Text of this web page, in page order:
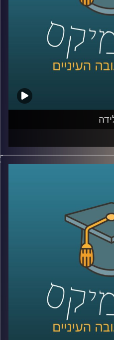
רייכמן, וחוקר
מומחה לאיסלאם רדיקלי.
המפנה המשמעותיות
רק במעבדות או במחקרים, היא
רגעים של חוסר ודאות,
קריטיות שיש.
יותר, או דווקא משנה את
ומחליטים?
מבפנים, דווקא באחד
ברפואה, עולם הלידות, נמצאת
מנהלת בית החולים לנשים
לרפואה באוניברסיטת